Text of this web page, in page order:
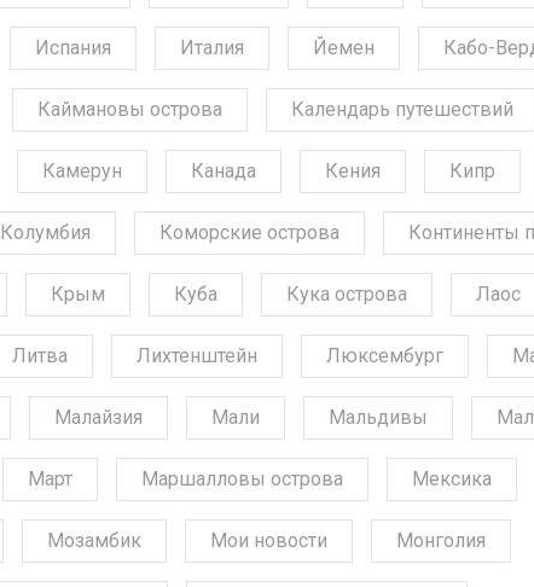
Испания Италия Йемен Кабо-
Каймановы острова Календарь путешествий
Камерун Канада Кения Кипр
Колумбия Коморские острова Континенты
Крым Куба Кука острова Лаос
Литва Лихтенштейн Люксембург
Малайзия Мали Мальдивы
Март Маршалловы острова Мексика
Мозамбик Мои новости Монголия